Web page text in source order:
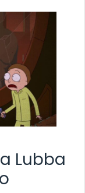
Lubba